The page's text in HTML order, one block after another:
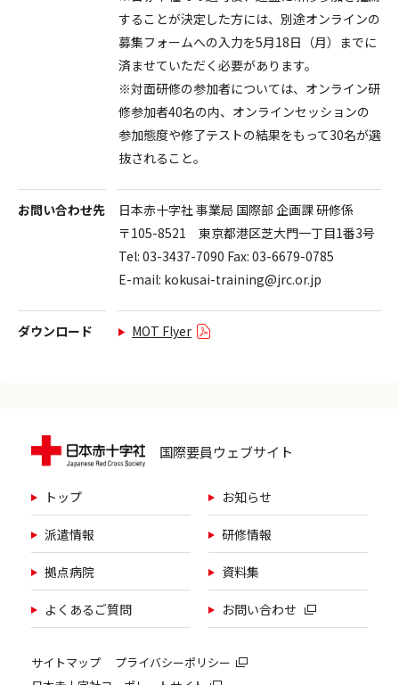
することが決定した方には、別途オンラインの
募集フォームへの入力を5月18日（月）までに
済ませていただく必要があります。
※対面研修の参加者については、オンライン研
修参加者40名の内、オンラインセッションの
参加態度や修了テストの結果をもって30名が選
抜されること。
お問い合わせ先
日本赤十字社 事業局 国際部 企画課 研修係
〒105-8521 東京都港区芝大門一丁目1番3号
Tel: 03-3437-7090 Fax: 03-6679-0785
E-mail: kokusai-training@jrc.or.jp
ダウンロード MOT Flyer
国際要員ウェブサイト
トップ お知らせ
派遣情報 研修情報
拠点病院 資料集
よくあるご質問 お問い合わせ
サイトマップ
プライバシーポリシー